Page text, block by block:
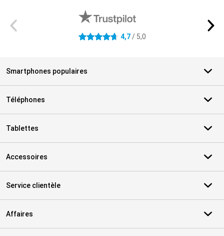
4.7 étoiles 4,7/ 5,0
Smartphones populaires
Téléphones
Tablettes
Accessoires
Service clientèle
Affaires